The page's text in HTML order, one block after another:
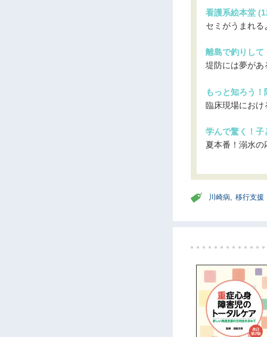
看護系絵本堂
セミがうまれ
離島で釣りし
堤防には夢があ
もっと知ろう
臨床現場におけ
学んで驚く！
夏本番！溺水
川崎病 移行支援